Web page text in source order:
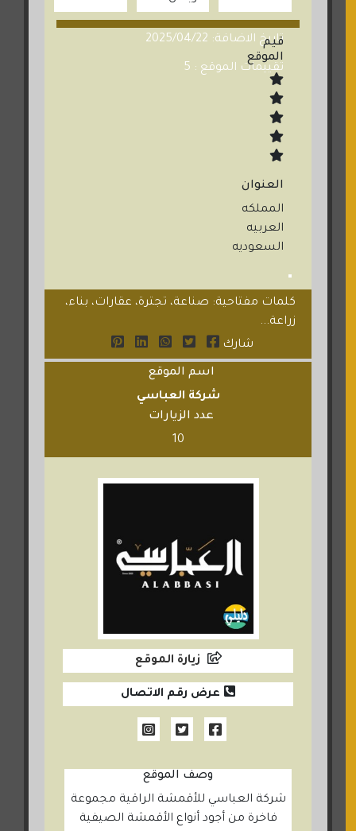
تاريخ الاضافة: 2025/04/22
تقييمات الموقع : 5
قيم
الموقع
العنوان
المملكه
العربيه
السعوديه
كلمات مفتاحية: صناعة، تجترة، عقارات، بناء،
زراعة...
شارك
اسم الموقع
شركة العباسي
عدد الزيارات
10
زيارة الموقع
عرض رقم الاتصال
وصف الموقع
شركة العباسي للأقمشة الراقية مجموعة
فاخرة من أجود أنواع الأقمشة الصيفية